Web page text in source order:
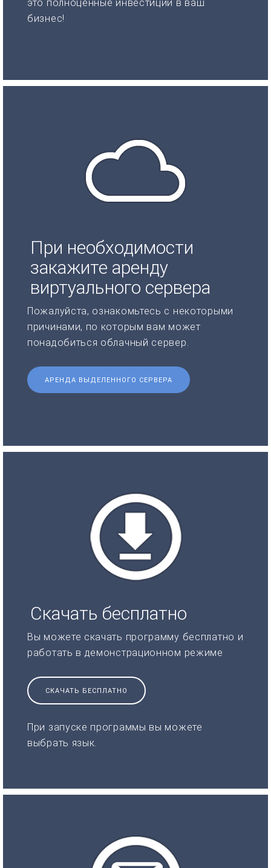
это полноценные инвестиции в ваш
бизнес!
При необходимости
закажите аренду
виртуального сервера
Пожалуйста, ознакомьтесь с некоторыми
причинами, по которым вам может
понадобиться облачный сервер.
АРЕНДА ВЫДЕЛЕННОГО СЕРВЕРА
Скачать бесплатно
Вы можете скачать программу бесплатно и
работать в демонстрационном режиме
СКАЧАТЬ БЕСПЛАТНО
При запуске программы вы можете
выбрать язык.